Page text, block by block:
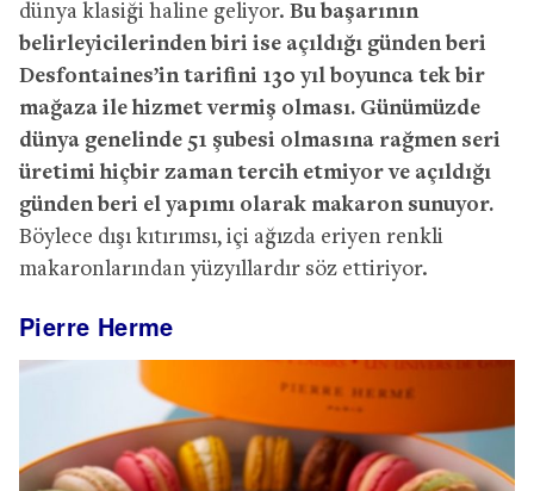
dünya klasiği haline geliyor. Bu başarının
belirleyicilerinden biri ise açıldığı günden beri
Desfontaines’in tarifini 130 yıl boyunca tek bir
mağaza ile hizmet vermiş olması. Günümüzde
dünya genelinde 51 şubesi olmasına rağmen seri
üretimi hiçbir zaman tercih etmiyor ve açıldığı
günden beri el yapımı olarak makaron sunuyor.
Böylece dışı kıtırımsı, içi ağızda eriyen renkli
makaronlarından yüzyıllardır söz ettiriyor.
Pierre Herme